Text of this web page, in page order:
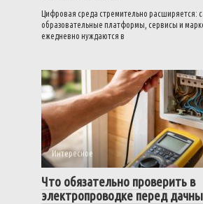
Цифровая среда стремительно расширяется:
образовательные платформы, сервисы и
ежедневно нуждаются в
Интересное
Что обязательно проверить в
электропроводке перед